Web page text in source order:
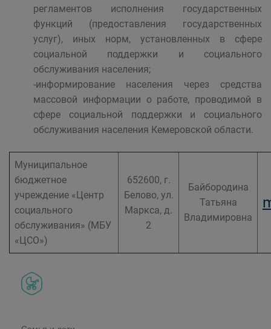
регламентов исполнения государственных
функций (предоставления государственных
услуг), иных норм, установленных в сфере
социальной поддержки и социального
обслуживания населения;
-информирование населения через средства
массовой информации о работе, проводимой в
сфере социальной поддержки и социального
обслуживания населения Кемеровской области.
Муниципальное
бюджетное
учреждение «Центр
социального
обслуживания» (МБУ
«ЦСО»)
652600, г.
Белово, ул.
Маркса, д.
2
Байбородина
Татьяна
Владимировна